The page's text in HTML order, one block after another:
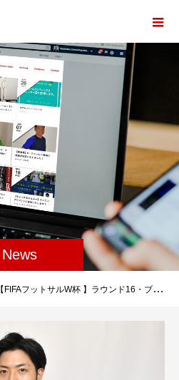
News
【FIFAフットサルW杯 】ラウンド16・ブラジルvs日本 今夜キックオフ！